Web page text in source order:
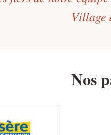
Village
Nos